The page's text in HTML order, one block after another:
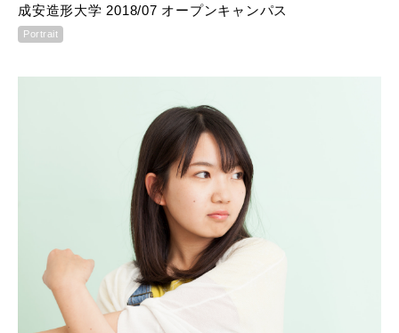
成安造形大学 2018/07 オープンキャンパス
Portrait